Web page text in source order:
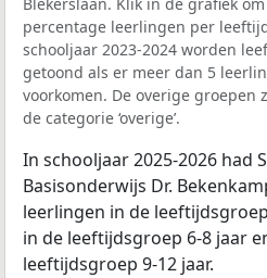
percentage leerlingen per
schooljaar 2023-2024 worden
getoond als er meer dan 5
voorkomen. De overige groepen
de categorie ‘overige’.
In schooljaar 2025-2026 had
Basisonderwijs Dr.
leerlingen in de
in de leeftijdsgroep 6-8 jaar
leeftijdsgroep 9-12 jaar.